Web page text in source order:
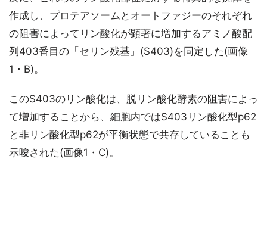
作成し、プロテアソームとオートファジーのそれぞれ
の阻害によってリン酸化が顕著に増加するアミノ酸配
列403番目の「セリン残基」(S403)を同定した(画像
1・B)。
このS403のリン酸化は、脱リン酸化酵素の阻害によっ
て増加することから、細胞内ではS403リン酸化型p62
と非リン酸化型p62が平衡状態で共存していることも
示唆された(画像1・C)。